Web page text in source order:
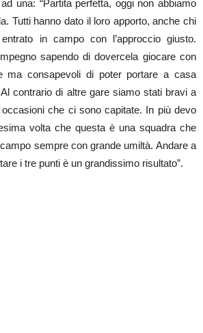
una: “Partita perfetta, oggi non abbiamo
Tutti hanno dato il loro apporto, anche chi
in campo con l’approccio giusto.
sapendo di dovercela giocare con
ma consapevoli di poter portare a casa
Al contrario di altre gare siamo stati bravi a
che ci sono capitate. In più devo
volta che questa è una squadra che
sempre con grande umiltà. Andare a
i tre punti è un grandissimo risultato”.